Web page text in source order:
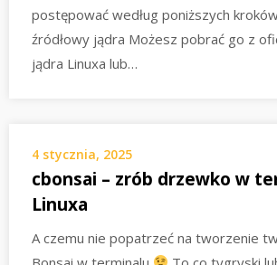
postępować według poniższych
źródłowy jądra Możesz pobrać go z
jądra Linuxa lub…
4 stycznia, 2025
cbonsai – zrób drzewko w
Linuxa
A czemu nie popatrzeć na tworzenie